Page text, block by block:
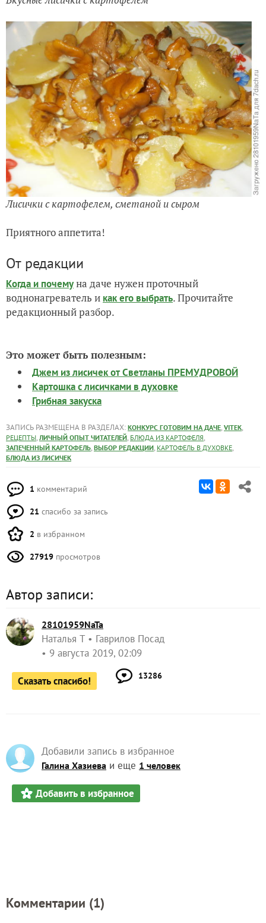
Лисички с картофелем, сметаной и сыром
Приятного аппетита!
От редакции
Когда и почемуна даче нужен проточный
воднонагреватель и как его выбрать. Прочитайте
редакционный разбор.
Это может быть полезным:
Джем из лисичек от Светланы ПРЕМУДРОВОЙ
Картошка с лисичками в духовке
Грибная закуска
ЗАПИСЬ РАЗМЕЩЕНА В РАЗДЕЛАХ: КОНКУРС ГОТОВИМ НА ДАЧЕ, VITEK,
РЕЦЕПТЫ, ЛИЧНЫЙ ОПЫТ ЧИТАТЕЛЕЙ, БЛЮДА ИЗ КАРТОФЕЛЯ,
ЗАПЕЧЕННЫЙ КАРТОФЕЛЬ, ВЫБОР РЕДАКЦИИ, КАРТОФЕЛЬ В ДУХОВКЕ,
БЛЮДА ИЗ ЛИСИЧЕК
1 комментарий
21 спасибо за запись
2 в избранном
27919 просмотров
Автор записи:
28101959NaTa
Наталья Т
Гаврилов Посад
9 августа 2019, 02:09
Сказать спасибо! 13286
Добавили запись в избранное
Галина Хазиева и еще 1 человек
Добавить в избранное
Комментарии (1)